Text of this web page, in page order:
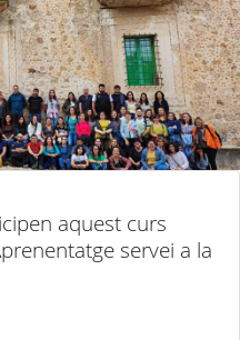
aquest curs
servei a la